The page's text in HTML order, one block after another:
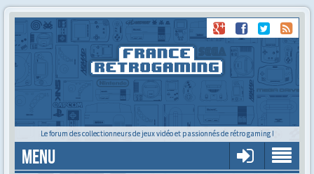
Le forum des collectionneurs de jeux vidéo et passionnés de rétro gaming !
MENU
Tu cherches quelqu'un ?